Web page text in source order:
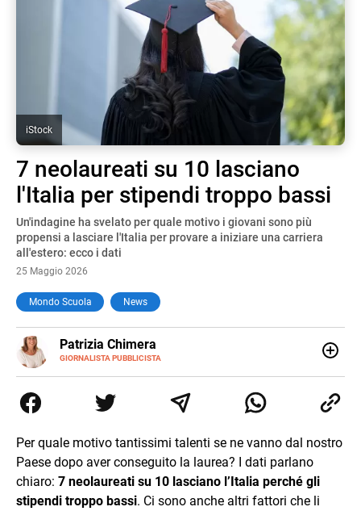
iStock
7 neolaureati su 10 lasciano
l'Italia per stipendi troppo bassi
Un'indagine ha svelato per quale motivo i giovani sono più
propensi a lasciare l'Italia per provare a iniziare una carriera
all'estero: ecco i dati
25 Maggio 2026
Mondo Scuola News
Patrizia Chimera
GIORNALISTA PUBBLICISTA
E-
MAIL
LINKEDIN
collaborato con grandi gruppi editoriali e agenzie di
comunicazione specializzandosi nella scrittura di articoli
Per quale motivo tantissimi talenti se ne vanno dal nostro
Paese dopo aver conseguito la laurea? I dati parlano
chiaro: 7 neolaureati su 10 lasciano l’Italia perché gli
stipendi troppo bassi. Ci sono anche altri fattori che li